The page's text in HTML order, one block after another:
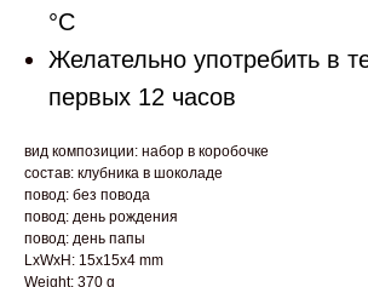
°С
Желательно употребить в
первых 12 часов
вид композиции: набор в коробочке
состав: клубника в шоколаде
повод: без повода
повод: день рождения
повод: день папы
LxWxH: 15x15x4 mm
Weight: 370 g